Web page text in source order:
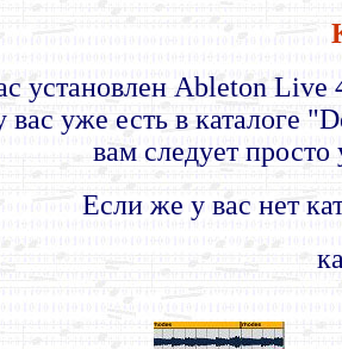
установлен Ableton Live
вас уже есть в каталоге
вам следует просто
Если же у вас нет